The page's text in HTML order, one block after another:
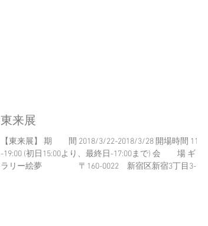
東来展
【東来展】 期 間 2018/3/22-2018/3/28 開場時間 11:00
-19:00 (初日15:00より、最終日-17:00まで) 会 場 ギャ
ラリー絵夢 〒160-0022 新宿区新宿3丁目3-